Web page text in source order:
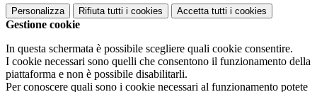
Personalizza Rifiuta tutti i cookies Accetta tutti i cookies
Gestione cookie
In questa schermata è possibile scegliere quali cookie consentire.
I cookie necessari sono quelli che consentono il funzionamento della
piattaforma e non è possibile disabilitarli.
Per conoscere quali sono i cookie necessari al funzionamento potete